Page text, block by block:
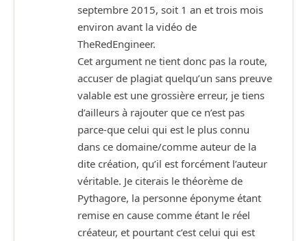
septembre 2015, soit 1 an et trois mois
environ avant la vidéo de
TheRedEngineer.
Cet argument ne tient donc pas la route,
accuser de plagiat quelqu’un sans preuve
valable est une grossière erreur, je tiens
d’ailleurs à rajouter que ce n’est pas
parce-que celui qui est le plus connu
dans ce domaine/comme auteur de la
dite création, qu’il est forcément l’auteur
véritable. Je citerais le théorème de
Pythagore, la personne éponyme étant
remise en cause comme étant le réel
créateur, et pourtant c’est celui qui est